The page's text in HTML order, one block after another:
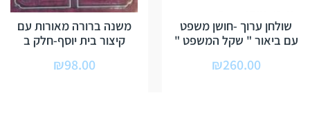
שולחן ערוך -חושן משפט
עם ביאור " שקל המשפט "
₪260.00
משנה ברורה מאורות עם
קיצור בית יוסף-חלק ב
₪98.00